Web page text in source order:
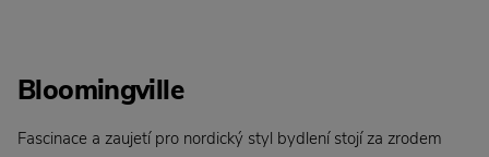
Bloomingville
Fascinace a zaujetí pro nordický styl bydlení stojí za zrodem